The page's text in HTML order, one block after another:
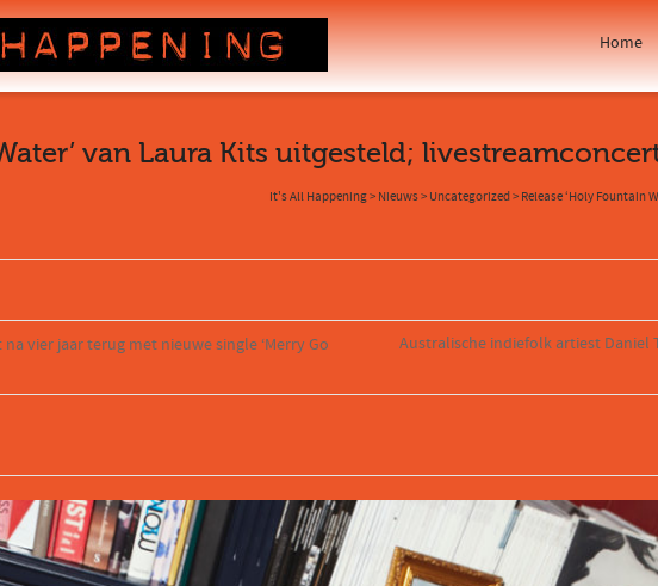
Home
van Laura Kits uitgesteld;
It's All Happening> Nieuws> Uncategorized> Release ‘Holy Fountain
vier jaar terug met nieuwe single ‘Merry Go
Australische indiefolk artiest Daniel